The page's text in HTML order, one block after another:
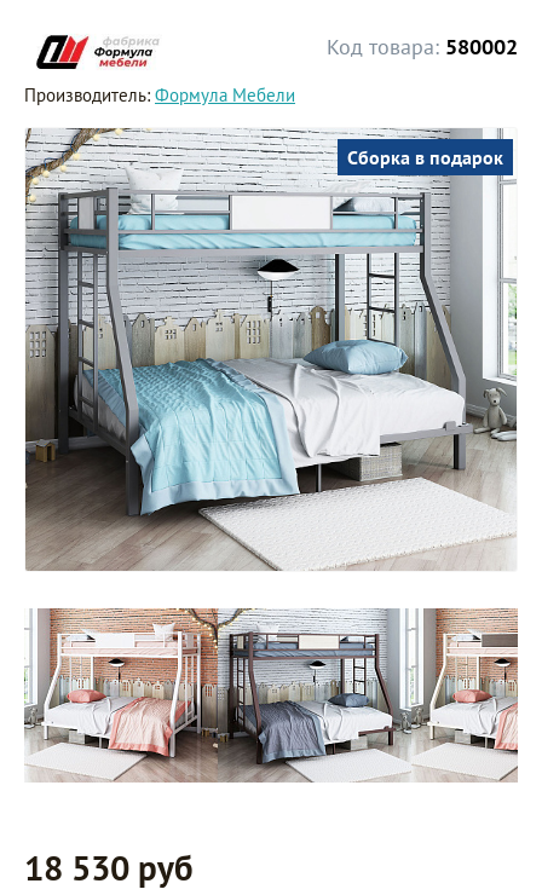
Код товара: 580002
Производитель: Формула Мебели
Сборка в подарок
18 530 руб